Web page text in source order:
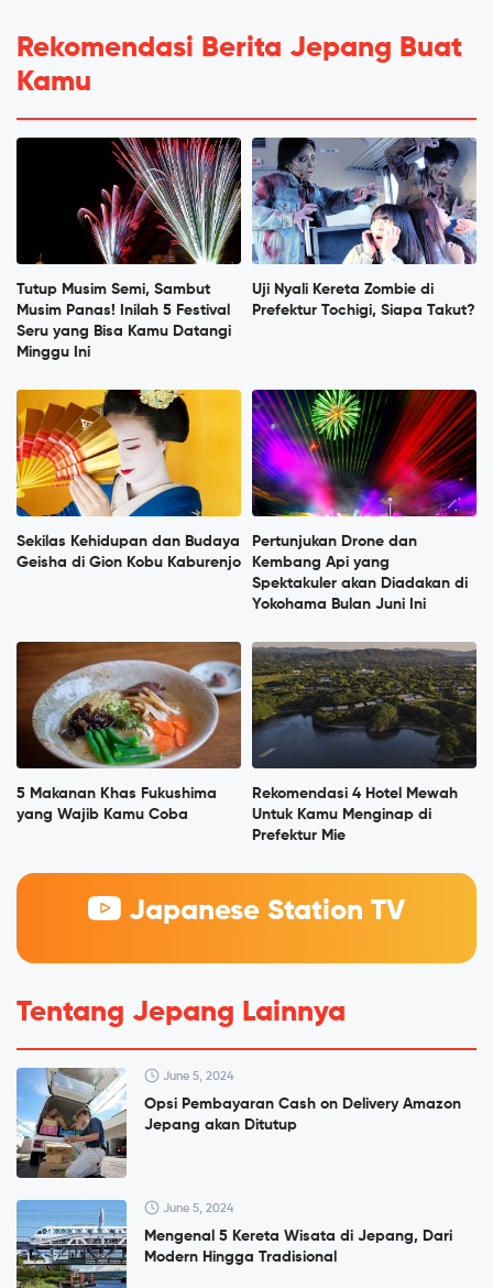
Rekomendasi Berita Jepang Buat
Kamu
Tutup Musim Semi, Sambut
Musim Panas! Inilah 5 Festival
Seru yang Bisa Kamu Datangi
Minggu Ini
Uji Nyali Kereta Zombie di
Prefektur Tochigi, Siapa Takut?
Sekilas Kehidupan dan Budaya
Geisha di Gion Kobu Kaburenjo
Pertunjukan Drone dan
Kembang Api yang
Spektakuler akan Diadakan di
Yokohama Bulan Juni Ini
5 Makanan Khas Fukushima
yang Wajib Kamu Coba
Rekomendasi 4 Hotel Mewah
Untuk Kamu Menginap di
Prefektur Mie
Japanese Station TV
Tentang Jepang Lainnya
June 5, 2024
Opsi Pembayaran Cash on Delivery Amazon
Jepang akan Ditutup
June 5, 2024
Mengenal 5 Kereta Wisata di Jepang, Dari
Modern Hingga Tradisional